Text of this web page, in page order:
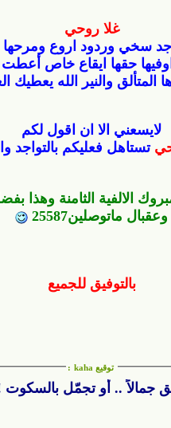
غلا روحي
سخي وردود اروع
حقها ايقاع خاص أعطت
المتألق والنير الله يعطيك
لايسعني الا ان اقول لكم
تستاهل فعليكم بالتواجد
الالفية الثامنة وهذا
وعقبال ماتوصلين25587
بالتوفيق للجميع
توقيع kaha :
جمالاً .. أو تجمّل بالسكوت